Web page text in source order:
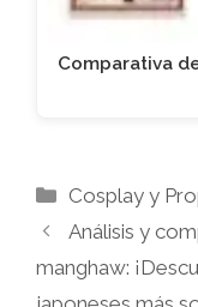
Comparativa
Categorías
Cosplay y
Análisis y
manghaw: